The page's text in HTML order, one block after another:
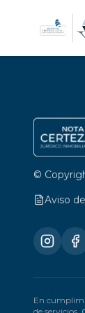
©
Aviso
En